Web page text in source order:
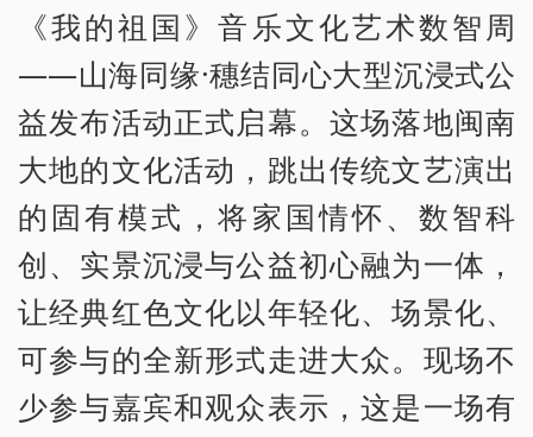
《我的祖国》音乐文化艺术数智周
——山海同缘·穗结同心大型沉浸式公
益发布活动正式启幕。这场落地闽南
大地的文化活动，跳出传统文艺演出
的固有模式，将家国情怀、数智科
创、实景沉浸与公益初心融为一体，
让经典红色文化以年轻化、场景化、
可参与的全新形式走进大众。现场不
少参与嘉宾和观众表示，这是一场有